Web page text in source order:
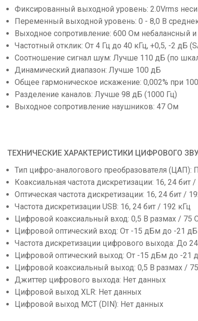
Фиксированный выходной уровень: 2.0Vrms
Переменный выходной уровень: 0 - 8,0 В
Выходное сопротивление: 600 Ом небалансный
Частотный отклик: От 4 Гц до 40 кГц, +0,5, -2 дБ
Соотношение сигнал шум: Лучше 110 дБ (по
Динамический диапазон: Лучше 100 дБ
Общее гармоническое искажение: 0,002% при
Разделение каналов: Лучше 98 дБ (1000 Гц)
Выходное сопротивление наушников: 47 Ом
ТЕХНИЧЕСКИЕ ХАРАКТЕРИСТИКИ ЦИФРОВОГО
Тип цифро-аналогового преобразователя (ЦАП):
Коаксиальная частота дискретизации: 16, 24 бит /
Оптическая частота дискретизации: 16, 24 бит /
Частота дискретизации USB: 16, 24 бит / 192 кГц
Цифровой коаксиальный вход: 0,5 В размах / 75
Цифровой оптический вход: От -15 дБм до -21
Частота дискретизации цифрового выхода: До
Цифровой оптический выход: От -15 дБм до -21
Цифровой коаксиальный выход: 0,5 В размах /
Джиттер цифрового выхода: Нет данных
Цифровой выход XLR: Нет данных
Цифровой выход MCT (DIN): Нет данных